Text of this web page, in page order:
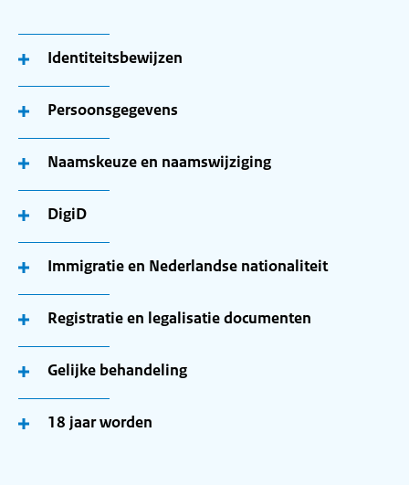
Identiteitsbewijzen
Persoonsgegevens
Naamskeuze en naamswijziging
DigiD
Immigratie en Nederlandse nationaliteit
Registratie en legalisatie documenten
Gelijke behandeling
18 jaar worden